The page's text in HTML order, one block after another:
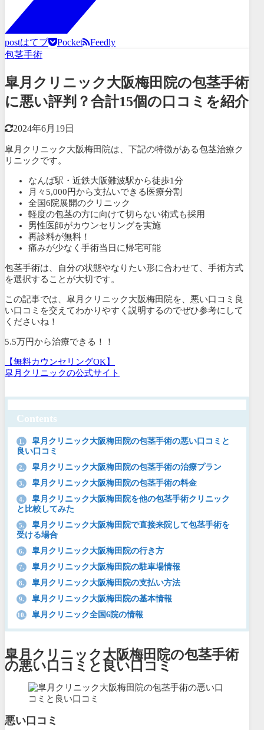
postはてブ Pocket
Feedly
包茎手術
皐月クリニック大阪梅田院の包茎手術
に悪い評判？合計15個の口コミを紹介
2024年6月19日
皐月クリニック大阪梅田院は、下記の特徴がある包茎治療ク
リニックです。
なんば駅・近鉄大阪難波駅から徒歩1分
月々5,000円から支払いできる医療分割
全国6院展開のクリニック
軽度の包茎の方に向けて切らない術式も採用
男性医師がカウンセリングを実施
再診料が無料！
痛みが少なく手術当日に帰宅可能
包茎手術は、自分の状態やなりたい形に合わせて、手術方式
を選択することが大切です。
この記事では、皐月クリニック大阪梅田院を、 悪い口コミ良
い口コミを交えてわかりやすく説明するのでぜひ参考にして
くださいね！
5.5万円から治療できる！！
【無料カウンセリングOK】
皐月クリニックの公式サイト
Contents
1.
皐月クリニック大阪梅田院の包茎手術の悪い口コミと
良い口コミ
2. 皐月クリニック大阪梅田院の包茎手術の治療プラン
3. 皐月クリニック大阪梅田院の包茎手術の料金
4.
皐月クリニック大阪梅田院を他の包茎手術クリニック
と比較してみた
5.
皐月クリニック大阪梅田院で直接来院して包茎手術を
受ける場合
6. 皐月クリニック大阪梅田院の行き方
7. 皐月クリニック大阪梅田院の駐車場情報
8. 皐月クリニック大阪梅田院の支払い方法
9. 皐月クリニック大阪梅田院の基本情報
10. 皐月クリニック全国6院の情報
皐月クリニック大阪梅田院の包茎手術
の悪い口コミと良い口コミ
悪い口コミ